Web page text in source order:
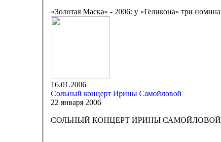
«Золотая Маска» - 2006: у «Геликона» три
16.01.2006
Сольный концерт Ирины Самойловой
22 января 2006
СОЛЬНЫЙ КОНЦЕРТ ИРИНЫ САМОЙЛОВОЙ